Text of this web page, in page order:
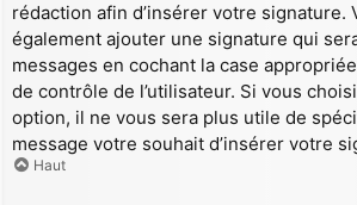
rédaction afin d’insérer votre signature.
également ajouter une signature qui
messages en cochant la case
de contrôle de l’utilisateur. Si vous
option, il ne vous sera plus utile de
message votre souhait d’insérer votre
Haut